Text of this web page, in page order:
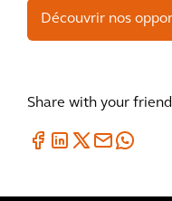
Découvrir nos
Share with your